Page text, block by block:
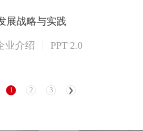
展战略与实践
业介绍 PPT 2.0
1 2 3